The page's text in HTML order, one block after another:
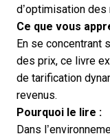
d’optimisation des
Ce que vous
En se concentrant
des prix, ce livre
de tarification
revenus.
Pourquoi le lire :
Dans